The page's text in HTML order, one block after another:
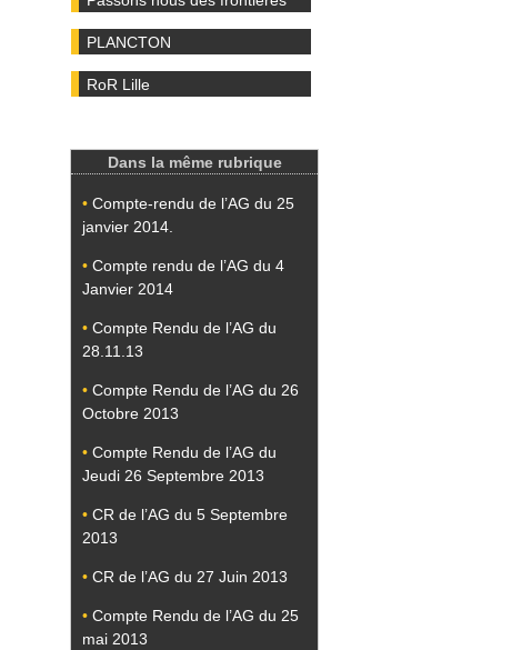
PLANCTON
RoR Lille
Dans la même rubrique
• Compte-rendu de l’AG du 25
janvier 2014.
• Compte rendu de l’AG du 4
Janvier 2014
• Compte Rendu de l’AG du
28.11.13
• Compte Rendu de l’AG du 26
Octobre 2013
• Compte Rendu de l’AG du
Jeudi 26 Septembre 2013
• CR de l’AG du 5 Septembre
2013
• CR de l’AG du 27 Juin 2013
• Compte Rendu de l’AG du 25
mai 2013